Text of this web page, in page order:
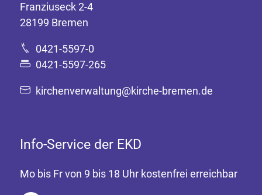
Franziuseck 2-4
28199 Bremen
0421-5597-0
0421-5597-265
kirchenverwaltung@kirche-bremen.de
Info-Service der EKD
Mo bis Fr von 9 bis 18 Uhr kostenfrei erreichbar